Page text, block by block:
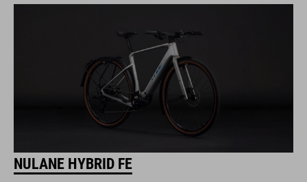
NULANE HYBRID FE